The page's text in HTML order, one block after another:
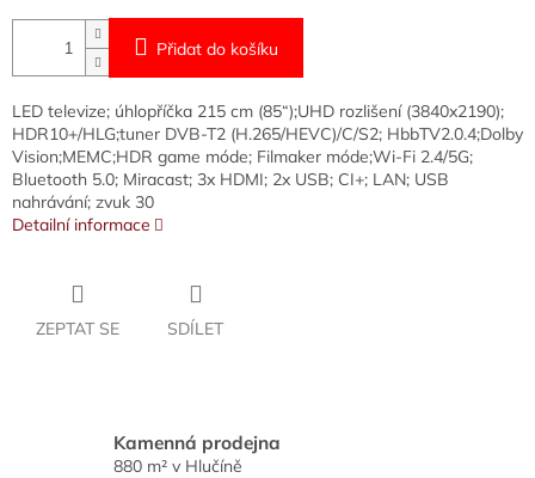
Přidat do košíku
LED televize; úhlopříčka 215 cm (85“);UHD rozlišení (3840x2190);
HDR10+/HLG;tuner DVB-T2 (H.265/HEVC)/C/S2; HbbTV2.0.4;Dolby
Vision;MEMC;HDR game móde; Filmaker móde;Wi-Fi 2.4/5G;
Bluetooth 5.0; Miracast; 3x HDMI; 2x USB; CI+; LAN; USB
nahrávání; zvuk 30
Detailní informace
ZEPTAT SE SDÍLET
Kamenná prodejna
880 m² v Hlučíně